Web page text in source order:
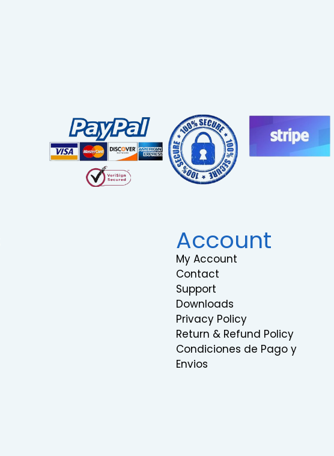
Account
My Account
Contact
Support
Downloads
Privacy Policy
Return & Refund Policy
Condiciones de Pago y
Envios